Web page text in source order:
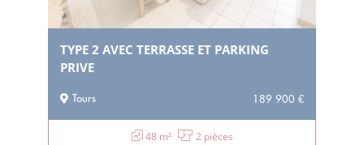
TYPE 2 AVEC TERRASSE ET PARKING
PRIVE
Tours 189 900 €
48 m² 2 pièces